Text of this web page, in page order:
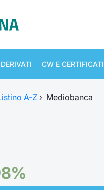
DERIVATI CW E CERTIFICATI
A-Z › Mediobanca